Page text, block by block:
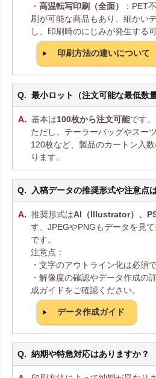
・ 高温転写印刷（全面）
：PET
刷が可能な商品もあり、細かい
し、印刷時のにじみが発生する
印刷方法の違いについて
最小ロット（注文可能な最低数
基本は100枚から注文可能です。
ただし、テーラーバッグやスー
120枚など、製品のカートン入
ります。
入稿データの推奨形式や注意点
推奨形式はAI（Illustrator）、
す。JPEGやPNGもデータを見
です。
注意点：
・文字のアウトライン化は必須で
・解像度の確認やデータ作成の
成ガイドをご確認ください。
データ作成ガイド
納期や特急対応はありますか？